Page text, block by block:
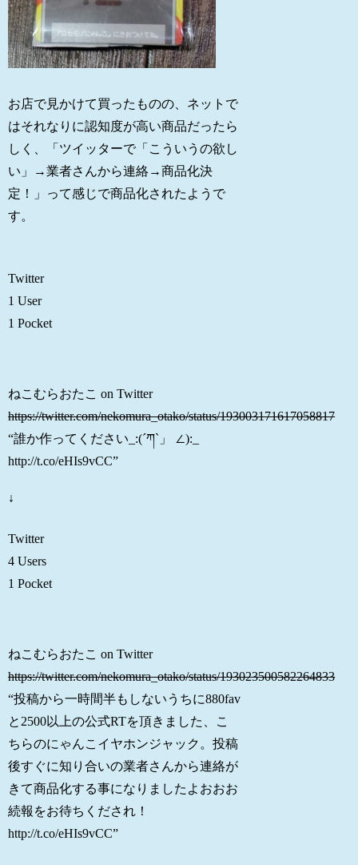
お店で見かけて買ったものの、ネットで
はそれなりに認知度が高い商品だったら
しく、「ツイッターで「こういうの欲し
い」→業者さんから連絡→商品化決
定！」って感じで商品化されたようで
す。
Twitter
1 User
1 Pocket
ねこむらおたこ on Twitter
https://twitter.com/nekomura_otako/status/193003171617058817
“誰か作ってください_:(´ཀ`」 ∠):_
http://t.co/eHIs9vCC”
↓
Twitter
4 Users
1 Pocket
ねこむらおたこ on Twitter
https://twitter.com/nekomura_otako/status/193023500582264833
“投稿から一時間半もしないうちに880fav
と2500以上の公式RTを頂きました、こ
ちらのにゃんこイヤホンジャック。投稿
後すぐに知り合いの業者さんから連絡が
きて商品化する事になりましたよおおお
続報をお待ちくだされ！
http://t.co/eHIs9vCC”